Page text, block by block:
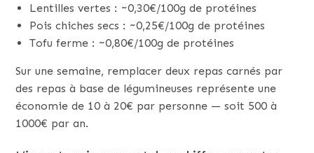
Lentilles vertes : ~0,30€/100g de protéines
Pois chiches secs : ~0,25€/100g de protéines
Tofu ferme : ~0,80€/100g de protéines
Sur une semaine, remplacer deux repas carnés par
des repas à base de légumineuses représente une
économie de 10 à 20€ par personne — soit 500 à
1000€ par an.